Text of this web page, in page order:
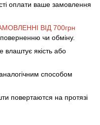
оплати ваше замовлення
ВІД 700грн
чи обміну.
влаштує якість або
способом
повертаются на протязі